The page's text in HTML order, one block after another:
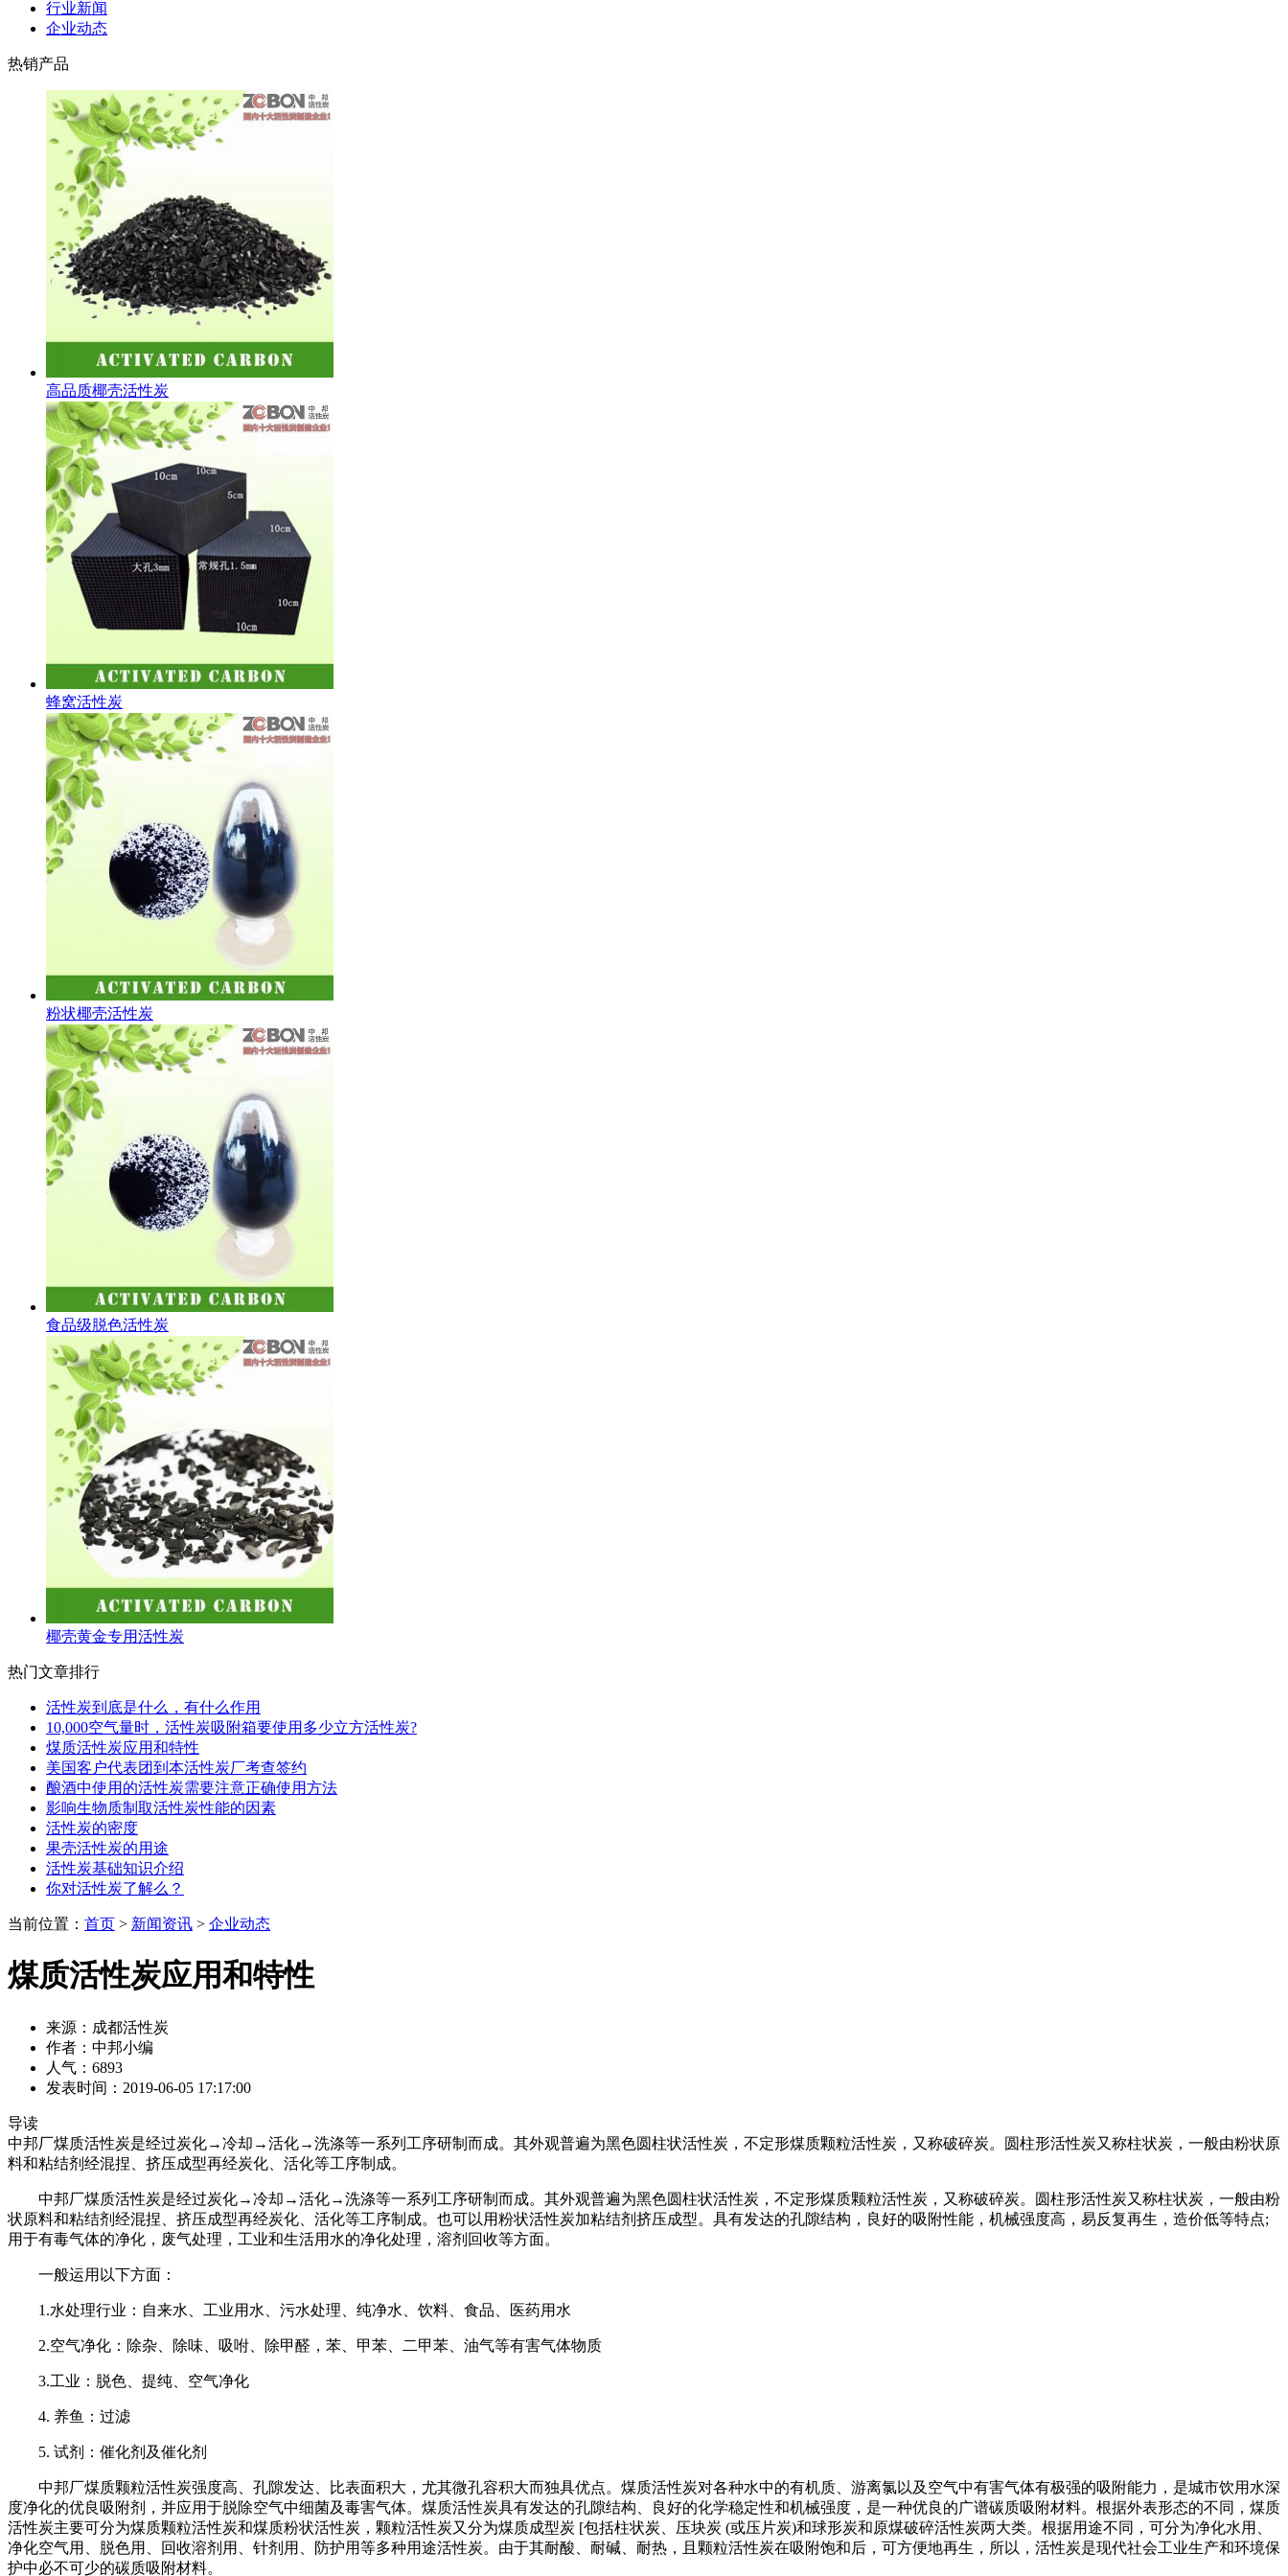
行业新闻
企业动态
热销产品
高品质椰壳活性炭
蜂窝活性炭
粉状椰壳活性炭
食品级脱色活性炭
椰壳黄金专用活性炭
热门文章排行
活性炭到底是什么，有什么作用
10,000空气量时，活性炭吸附箱要使用多少立方活性炭?
煤质活性炭应用和特性
美国客户代表团到本活性炭厂考查签约
酿酒中使用的活性炭需要注意正确使用方法
影响生物质制取活性炭性能的因素
活性炭的密度
果壳活性炭的用途
活性炭基础知识介绍
你对活性炭了解么？
当前位置： 首页 > 新闻资讯 > 企业动态
煤质活性炭应用和特性
来源：成都活性炭
作者：中邦小编
人气：6893
发表时间：2019-06-05 17:17:00
导读
中邦厂煤质活性炭是经过炭化→冷却→活化→洗涤等一系列工序研制而成。其外观普遍为黑色圆柱状活性炭，不定形煤质颗粒活性炭，又称破碎炭。圆柱形活性炭又称柱状炭，一般由粉状原
料和粘结剂经混捏、挤压成型再经炭化、活化等工序制成。
中邦厂煤质活性炭是经过炭化→冷却→活化→洗涤等一系列工序研制而成。其外观普遍为黑色圆柱状活性炭，不定形煤质颗粒活性炭，又称破碎炭。圆柱形活性炭又称柱状炭，一般由粉
状原料和粘结剂经混捏、挤压成型再经炭化、活化等工序制成。也可以用粉状活性炭加粘结剂挤压成型。具有发达的孔隙结构，良好的吸附性能，机械强度高，易反复再生，造价低等特点;
用于有毒气体的净化，废气处理，工业和生活用水的净化处理，溶剂回收等方面。
一般运用以下方面：
1.水处理行业：自来水、工业用水、污水处理、纯净水、饮料、食品、医药用水
2.空气净化：除杂、除味、吸咐、除甲醛，苯、甲苯、二甲苯、油气等有害气体物质
3.工业：脱色、提纯、空气净化
4. 养鱼：过滤
5. 试剂：催化剂及催化剂
中邦厂煤质颗粒活性炭强度高、孔隙发达、比表面积大，尤其微孔容积大而独具优点。煤质活性炭对各种水中的有机质、游离氯以及空气中有害气体有极强的吸附能力，是城市饮用水深
度净化的优良吸附剂，并应用于脱除空气中细菌及毒害气体。煤质活性炭具有发达的孔隙结构、良好的化学稳定性和机械强度，是一种优良的广谱碳质吸附材料。根据外表形态的不同，煤质
活性炭主要可分为煤质颗粒活性炭和煤质粉状活性炭，颗粒活性炭又分为煤质成型炭 [包括柱状炭、压块炭 (或压片炭)和球形炭和原煤破碎活性炭两大类。根据用途不同，可分为净化水用、
净化空气用、脱色用、回收溶剂用、针剂用、防护用等多种用途活性炭。由于其耐酸、耐碱、耐热，且颗粒活性炭在吸附饱和后，可方便地再生，所以，活性炭是现代社会工业生产和环境保
护中必不可少的碳质吸附材料。